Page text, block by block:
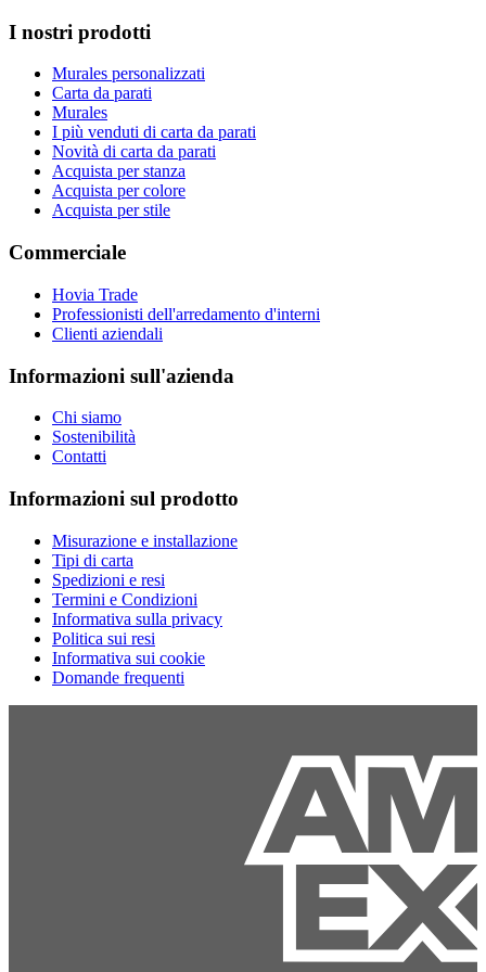
I nostri prodotti
Murales personalizzati
Carta da parati
Murales
I più venduti di carta da parati
Novità di carta da parati
Acquista per stanza
Acquista per colore
Acquista per stile
Commerciale
Hovia Trade
Professionisti dell'arredamento d'interni
Clienti aziendali
Informazioni sull'azienda
Chi siamo
Sostenibilità
Contatti
Informazioni sul prodotto
Misurazione e installazione
Tipi di carta
Spedizioni e resi
Termini e Condizioni
Informativa sulla privacy
Politica sui resi
Informativa sui cookie
Domande frequenti